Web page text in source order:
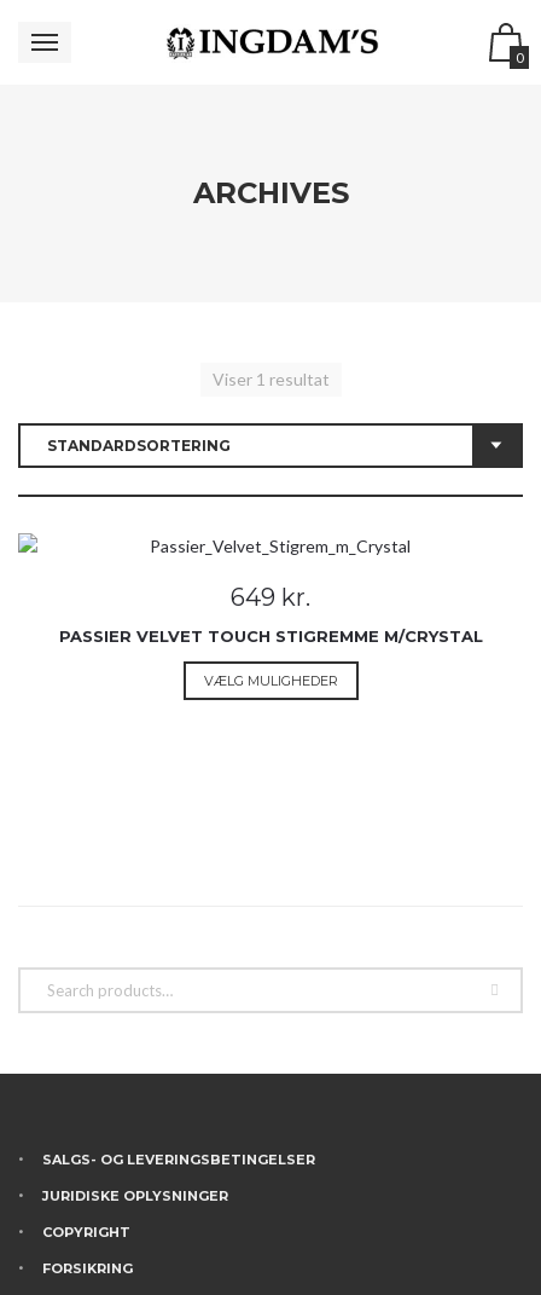
0
ARCHIVES
Viser 1 resultat
649 kr.
PASSIER VELVET TOUCH STIGREMME M/CRYSTAL
VÆLG MULIGHEDER
vare
SALGS- OG LEVERINGSBETINGELSER
JURIDISKE OPLYSNINGER
COPYRIGHT
FORSIKRING